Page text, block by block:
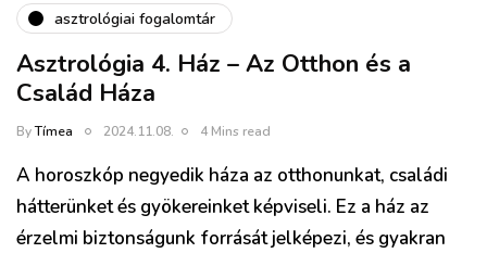
asztrológiai fogalomtár
Asztrológia 4. Ház – Az Otthon és a
Család Háza
ByTímea 2024.11.08. 4 Mins read
A horoszkóp negyedik háza az otthonunkat, családi
hátterünket és gyökereinket képviseli. Ez a ház az
érzelmi biztonságunk forrását jelképezi, és gyakran